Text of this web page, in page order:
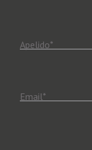
Apelido*
Email*